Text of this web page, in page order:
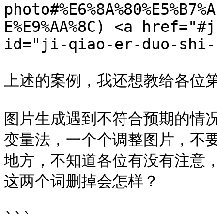
E%E9%AA%8C) <a
id="ji-qiao-er-duo-shi-
上述的案例，我还想教给各位
图片生成遇到不符合预期的情
变量法，一个个调整图片，
地方，不知道各位有没有注
这两个词删掉会怎样？